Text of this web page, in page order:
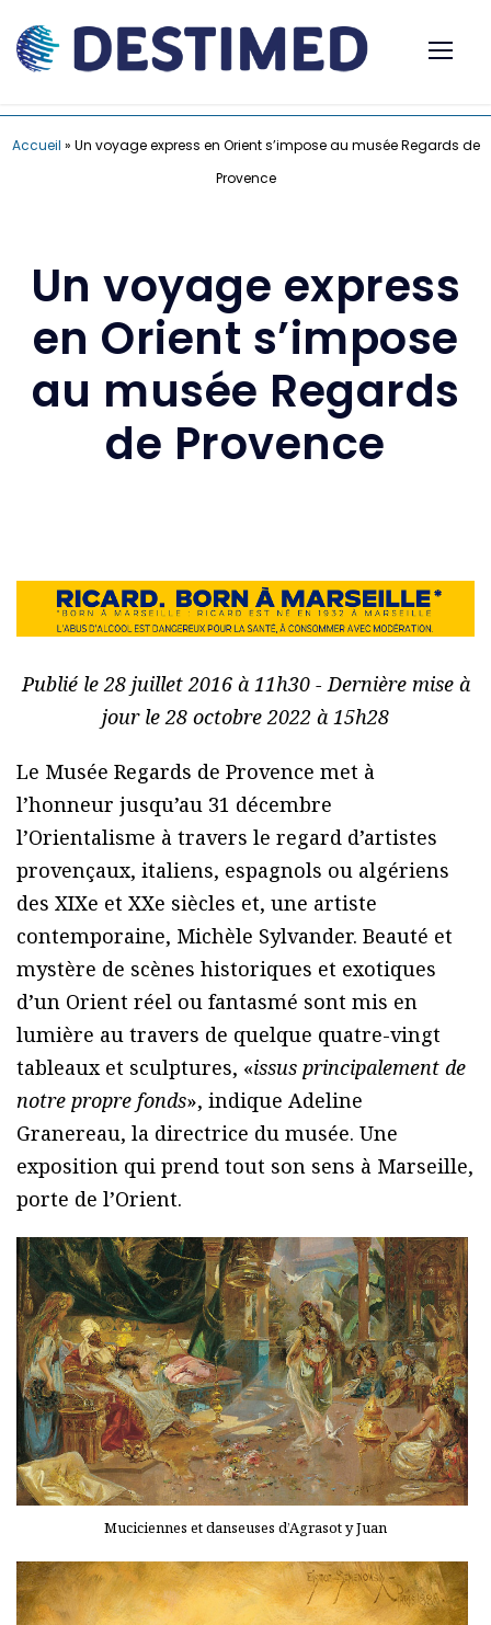
Accueil » Un voyage express en Orient s’impose au musée Regards de
Provence
Un voyage express
en Orient s’impose
au musée Regards
de Provence
Publié le 28 juillet 2016 à 11h30 - Dernière mise à
jour le 28 octobre 2022 à 15h28
Le Musée Regards de Provence met à
l’honneur jusqu’au 31 décembre
l’Orientalisme à travers le regard d’artistes
provençaux, italiens, espagnols ou algériens
des XIXe et XXe siècles et, une artiste
contemporaine, Michèle Sylvander. Beauté et
mystère de scènes historiques et exotiques
d’un Orient réel ou fantasmé sont mis en
lumière au travers de quelque quatre-vingt
tableaux et sculptures, «issus principalement de
notre propre fonds», indique Adeline
Granereau, la directrice du musée. Une
exposition qui prend tout son sens à Marseille,
porte de l’Orient.
Muciciennes et danseuses d’Agrasot y Juan